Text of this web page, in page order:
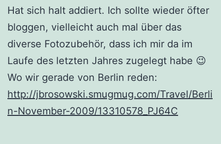
Hat sich halt addiert. Ich sollte wieder öfter
bloggen, vielleicht auch mal über das
diverse Fotozubehör, dass ich mir da im
Laufe des letzten Jahres zugelegt habe 😉
Wo wir gerade von Berlin reden:
http://jbrosowski.smugmug.com/Travel/Berli
n-November-2009/13310578_PJ64C